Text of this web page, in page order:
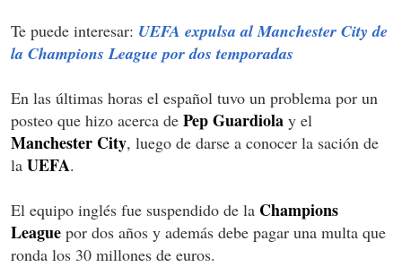
Te puede interesar: UEFA expulsa al Manchester City de
la Champions League por dos temporadas
En las últimas horas el español tuvo un problema por un
posteo que hizo acerca de Pep Guardiola y el
Manchester City, luego de darse a conocer la sación de
la UEFA.
El equipo inglés fue suspendido de la Champions
League por dos años y además debe pagar una multa que
ronda los 30 millones de euros.